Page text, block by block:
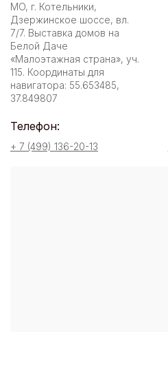
МО, г. Котельники,
Дзержинское шоссе, вл.
7/7. Выставка домов на
Белой Даче
«Малоэтажная страна», уч.
115. Координаты для
навигатора: 55.653485,
37.849807
Телефон:
+ 7 (499) 136-20-13